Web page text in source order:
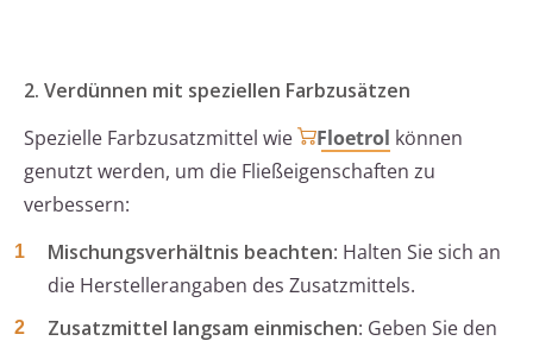
2. Verdünnen mit speziellen Farbzusätzen
Spezielle Farbzusatzmittel wie
Floetrol können
genutzt werden, um die Fließeigenschaften zu
verbessern:
Mischungsverhältnis beachten: Halten Sie sich an
die Herstellerangaben des Zusatzmittels.
Zusatzmittel langsam einmischen: Geben Sie den